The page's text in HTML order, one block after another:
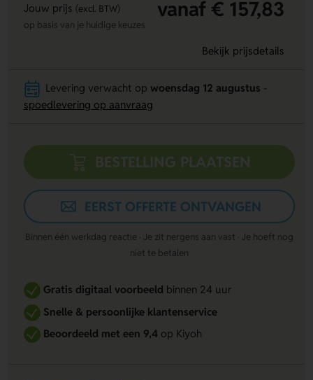
Jouw prijs (excl. BTW) vanaf € 157,83
op basis van je huidige keuzes
Bekijk prijsdetails
Levering verwacht op woensdag 12 augustus
spoedlevering op aanvraag
BESTELLING PLAATSEN
EERST OFFERTE ONTVANGEN
Binnen één werkdag reactie · Je zit nergens aan vast · Je hoeft nog
niet te betalen
Gratis digitaal voorbeeldbinnen 24 uur
Snelle & persoonlijke klantenservice
Beoordeeld met een 9,4op Kiyoh